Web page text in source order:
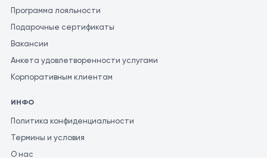
Программа лояльности
Подарочные сертификаты
Вакансии
Анкета удовлетворенности услугами
Корпоративным клиентам
ИНФО
Политика конфиденциальности
Термины и условия
О нас